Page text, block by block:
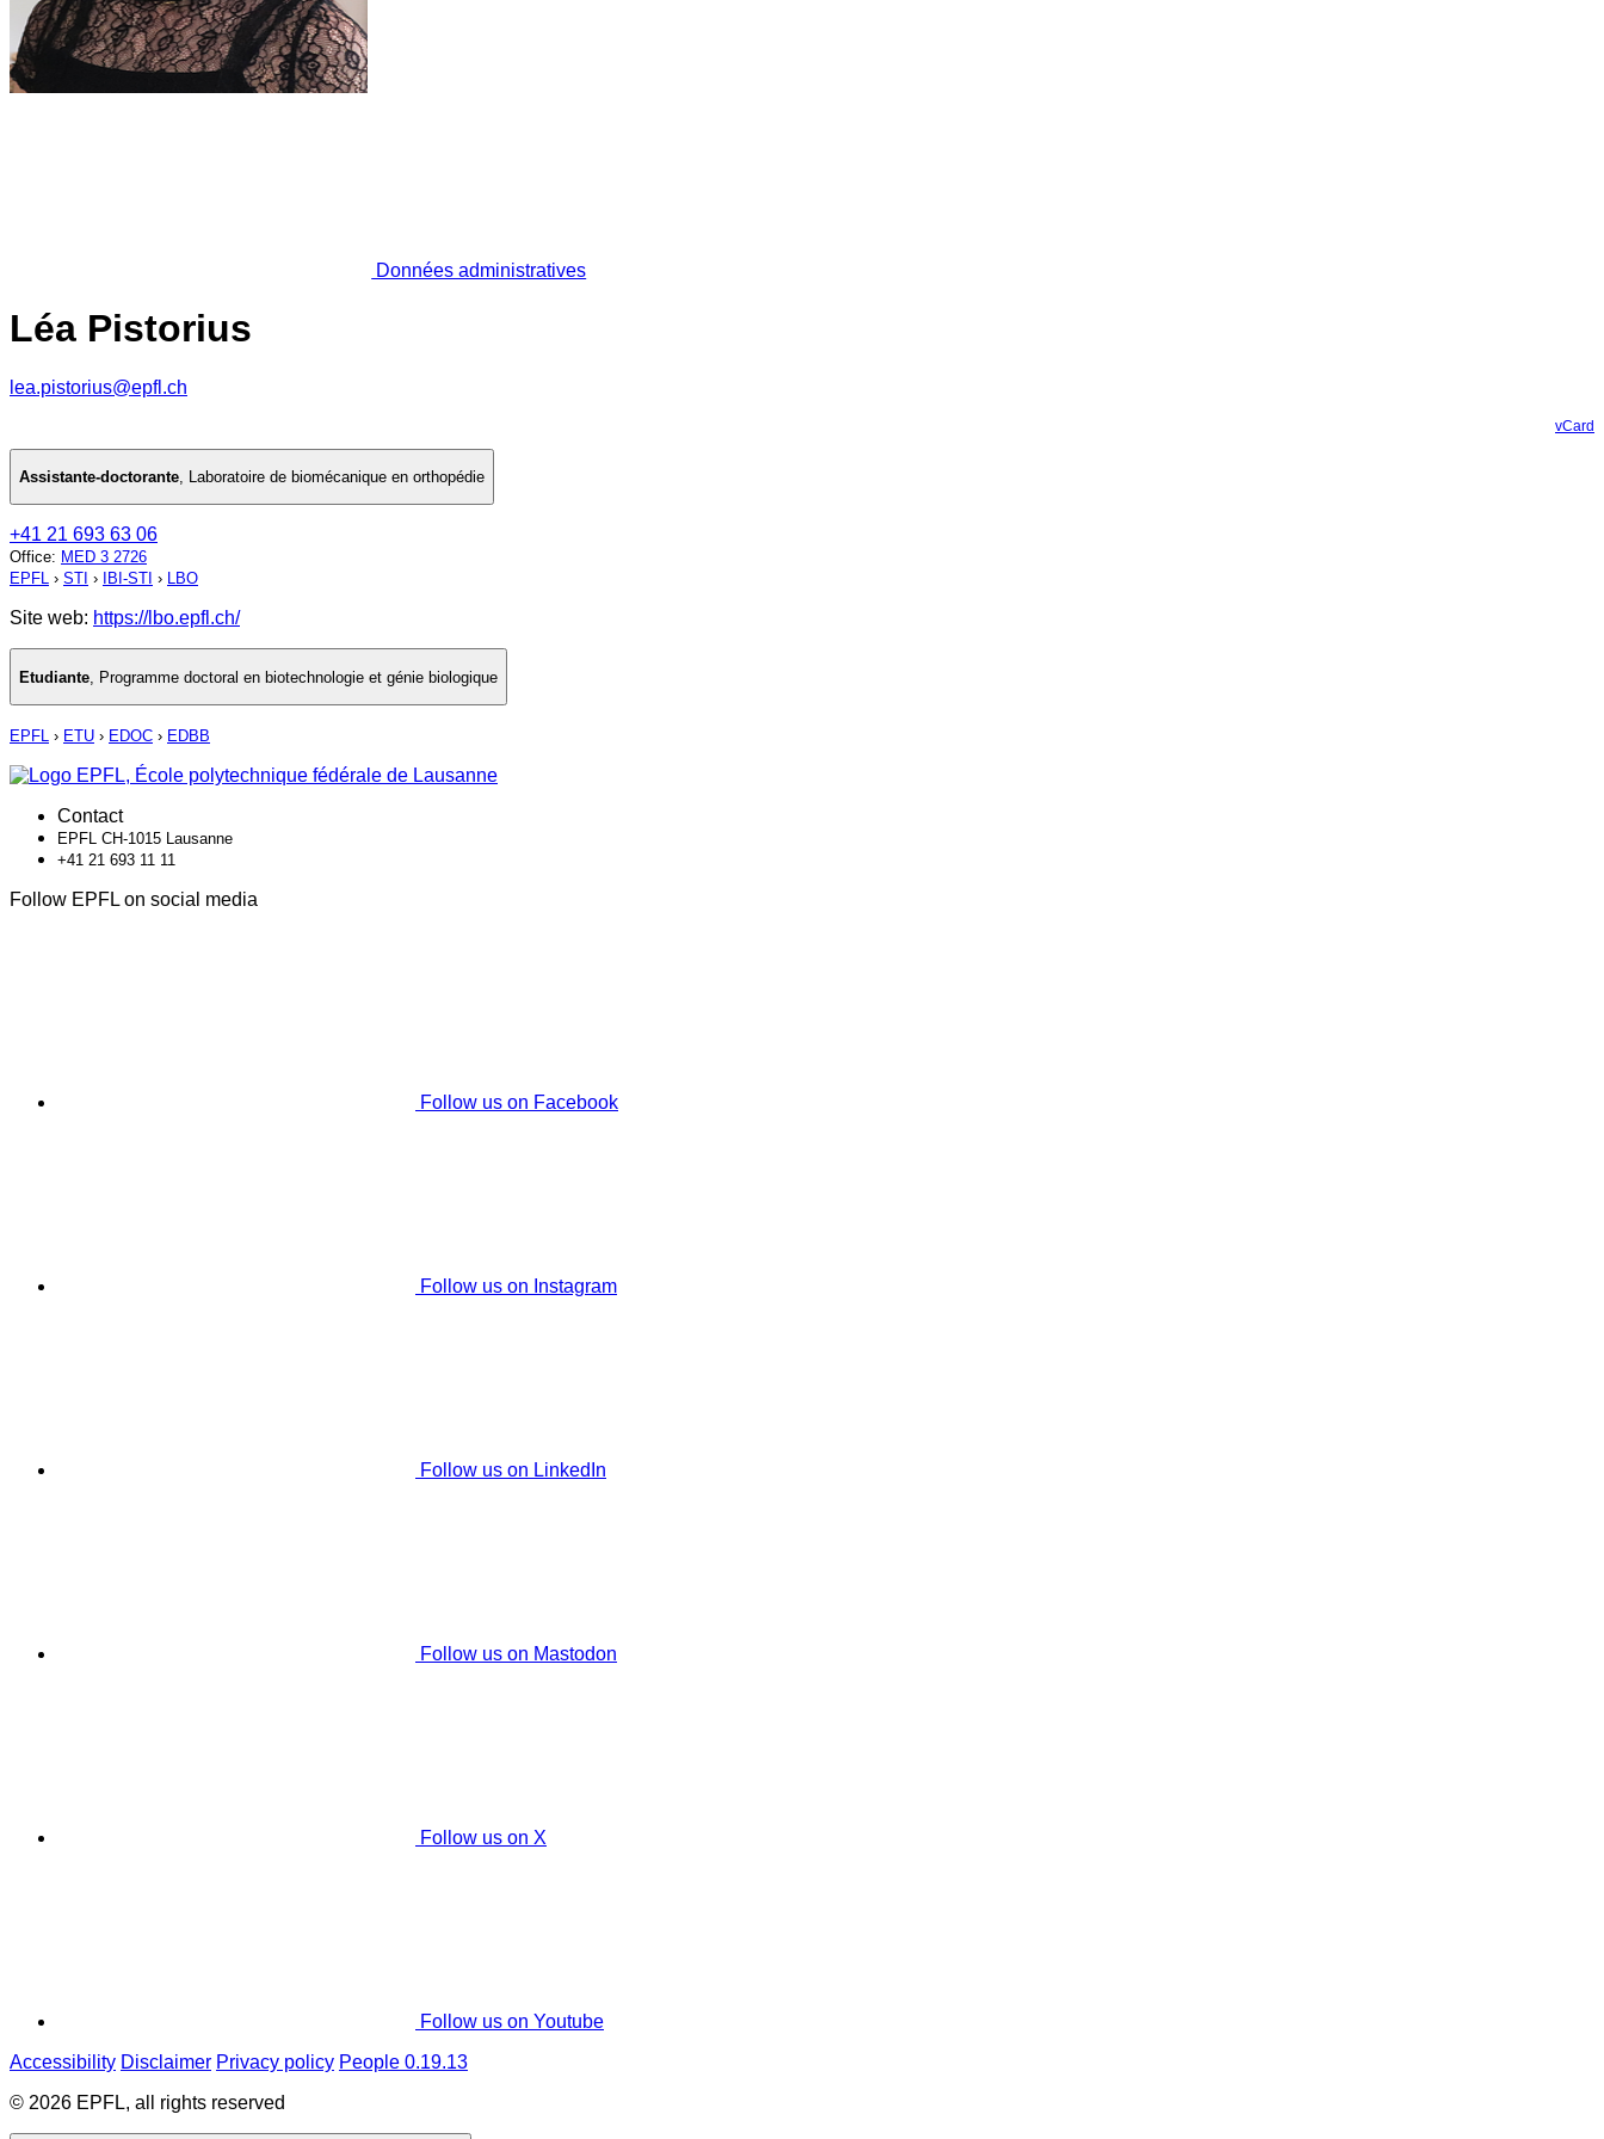
Données administratives
Léa Pistorius
lea.pistorius@epfl.ch
vCard
Assistante-doctorante, Laboratoire de biomécanique en orthopédie
+41 21 693 63 06
Office: MED 3 2726
EPFL › STI › IBI-STI › LBO
Site web: https://lbo.epfl.ch/
Etudiante Programme doctoral en biotechnologie et génie biologique
EPFL › ETU › EDOC › EDBB
Contact
EPFL CH-1015 Lausanne
+41 21 693 11 11
Follow EPFL on social media
Follow us on Facebook
Follow us on Instagram
Follow us on LinkedIn
Follow us on Mastodon
Follow us on X
Follow us on Youtube
Accessibility Disclaimer Privacy policy People 0.19.13
© 2026 EPFL, all rights reserved